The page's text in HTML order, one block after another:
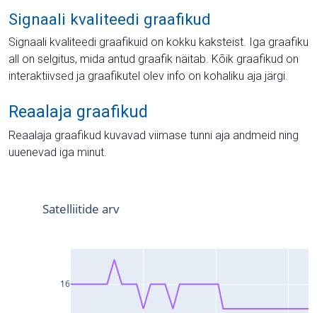
Signaali kvaliteedi graafikud
Signaali kvaliteedi graafikuid on kokku kaksteist. Iga graafiku
all on selgitus, mida antud graafik näitab. Kõik graafikud on
interaktiivsed ja graafikutel olev info on kohaliku aja järgi.
Reaalaja graafikud
Reaalaja graafikud kuvavad viimase tunni aja andmeid ning
uuenevad iga minut.